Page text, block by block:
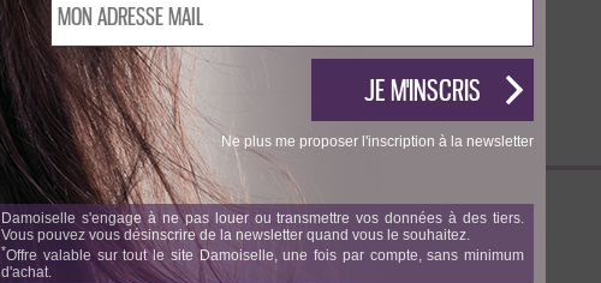
Ne plus me proposer l'inscription à la newsletter
Damoiselle s'engage à ne pas louer ou transmettre vos données à des tiers.
Vous pouvez vous désinscrire de la newsletter quand vous le souhaitez.
*Offre valable sur tout le site Damoiselle, une fois par compte, sans minimum
d'achat.
nous suivre